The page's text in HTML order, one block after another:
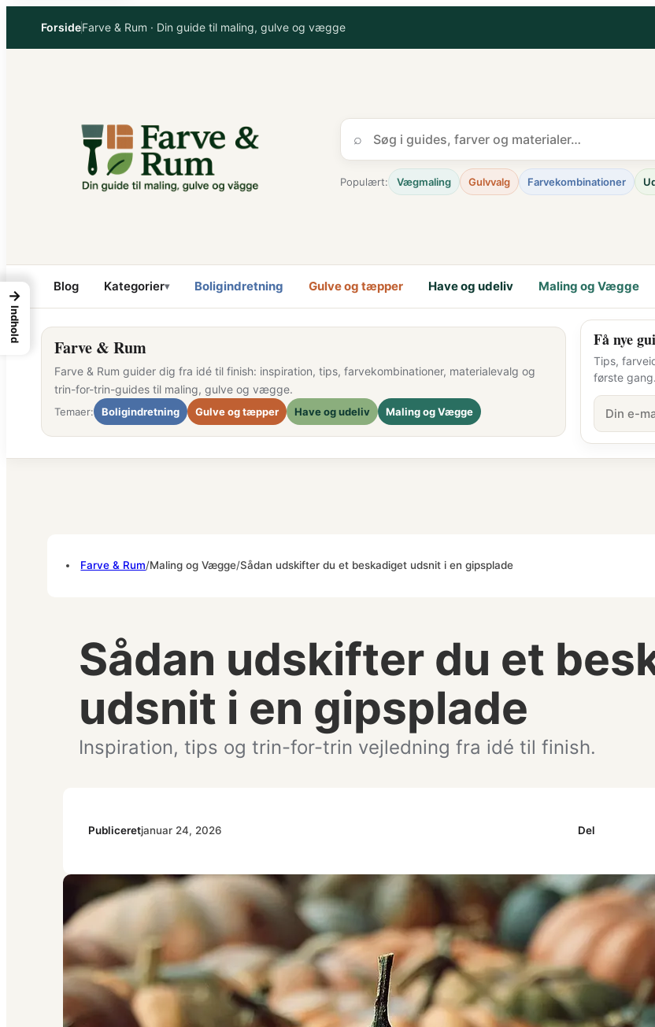
ForsideFarve & Rum · Din guide til maling, gulve og vægge
⌕
Populært: Vægmaling Gulvvalg Farvekombinationer
Blog Kategorier▾ Boligindretning Gulve og tæpper Have og udeliv Maling og Vægge
Farve & Rum
Farve & Rum guider dig fra idé til finish: inspiration, tips, farvekombinationer, materialevalg og
trin-for-trin-guides til maling, gulve og vægge.
Temaer: Boligindretning Gulve og tæpper Have og udeliv Maling og Vægge
Få nye
Tips,
første gang.
Farve & Rum/Maling og Vægge/Sådan udskifter du et beskadiget udsnit i en gipsplade
Sådan udskifter du et
udsnit i en gipsplade
Inspiration, tips og trin-for-trin vejledning fra idé til finish.
Publiceretjanuar 24, 2026 Del
→
Indhold